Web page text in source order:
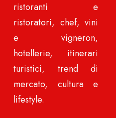
ristoranti e
ristoratori, chef, vini
e vigneron,
hotellerie, itinerari
turistici, trend di
mercato, cultura e
lifestyle.